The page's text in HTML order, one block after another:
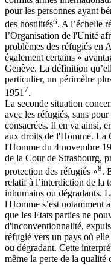
pour les personnes ayant
des hostilités6. A l’échelle
l’Organisation de l'Unité
problèmes des réfugiés en
également certains «
Genève. La définition
particulier, un périmètre
1951 7.
La seconde situation
avec les réfugiés, sans
consacrées. Il en va ainsi,
aux droits de l'Homme. La
l'Homme du 4 novembre
de la Cour de Strasbourg,
protection des réfugiés »8.
relatif à l’interdiction de la
inhumains ou dégradants.
l'Homme s’est notamment
que les Etats parties ne
d'inconventionnalité,
réfugié vers un pays où
ou dégradant. Cette
même la perte de la